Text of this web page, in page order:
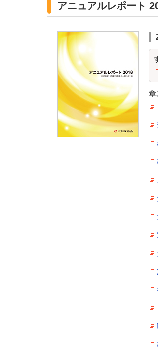
アニュアルレポート
章